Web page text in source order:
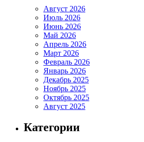
Август 2026
Июль 2026
Июнь 2026
Май 2026
Апрель 2026
Март 2026
Февраль 2026
Январь 2026
Декабрь 2025
Ноябрь 2025
Октябрь 2025
Август 2025
Категории